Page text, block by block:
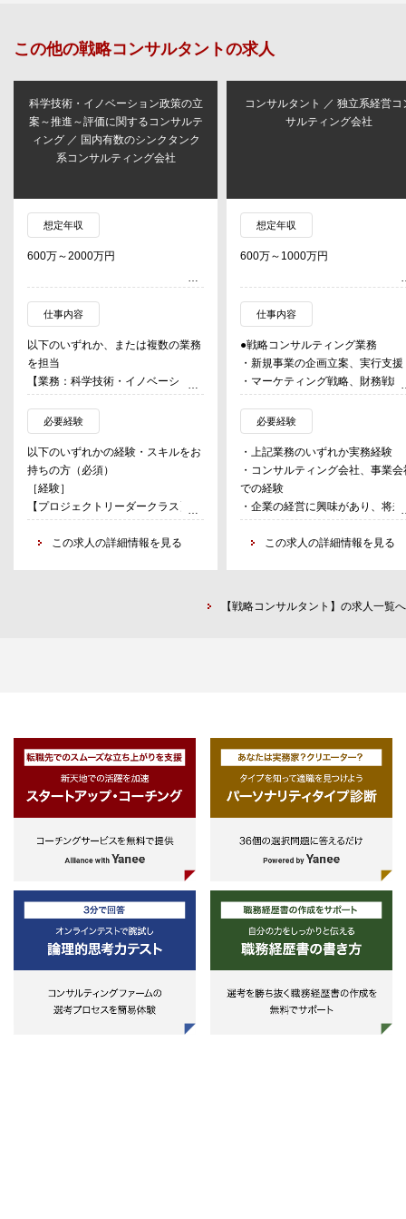
この他の戦略コンサルタントの求人
科学技術・イノベーション政策の立
案～推進～評価に関するコンサルテ
ィング ／ 国内有数のシンクタンク
系コンサルティング会社
想定年収
600万～2000万円
仕事内容
以下のいずれか、または複数の業務
を担当
【業務：科学技術・イノベーション
政策コンサルティング】
官公庁・国立研究開発法人・大学等
からの受託調査を中心に、調査研究
や事業推進支援を行う。
［業務の具体例］
科学技術・イノベーション基本計画
イノベーション創出を目的とした大
必要経験
以下のいずれかの経験・スキルをお
持ちの方（必須）
［経験］
【プロジェクトリーダークラス】：
以下いずれかの経験に加え、特定の
プロジェクト（調査研究・コンサル
［スキル・資格］
①実務経験もしくはそれ相当の知
見・スキル
②論理的思考力、ドキュメンテーシ
ョン力、コミュニケーション力
この求人の詳細情報を見る
コンサルタント ／ 独立系経営コ
サルティング会社
想定年収
600万～1000万円
仕事内容
●戦略コンサルティング業務
・新規事業の企画立案、実行支援
・マーケティング戦略、財務戦略
その他クライアント企業の成長方
性の提案
・ベンチャー企業の事業計画立案
IPO支援業務
・M&A、出資などファイナンス
の実行支援業務
・クライアントや投資ファンドか
ス、マネジメントインタビュー他
必要経験
・上記業務のいずれか実務経験
・コンサルティング会社、事業会
での経験
・企業の経営に興味があり、将来
営者もしくは経営幹部になりたい
考える方
・コミュニケーション能力がある
この求人の詳細情報を見る
【戦略コンサルタント】の求人一覧へ